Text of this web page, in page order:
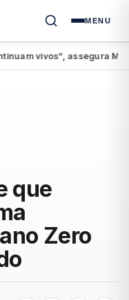
MENU
vivos”, assegura Miguel
que
Zero